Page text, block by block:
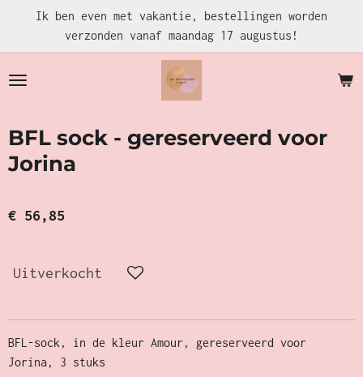
naar
de
Ik ben even met vakantie, bestellingen worden
verzonden vanaf maandag 17 augustus!
BFL sock - gereserveerd voor
Jorina
€ 56,85
Uitverkocht
BFL-sock, in de kleur Amour, gereserveerd voor
Jorina, 3 stuks